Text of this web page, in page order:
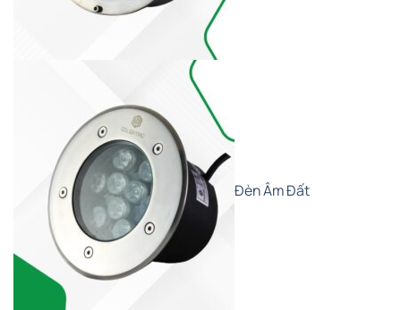
Đèn Âm Đất